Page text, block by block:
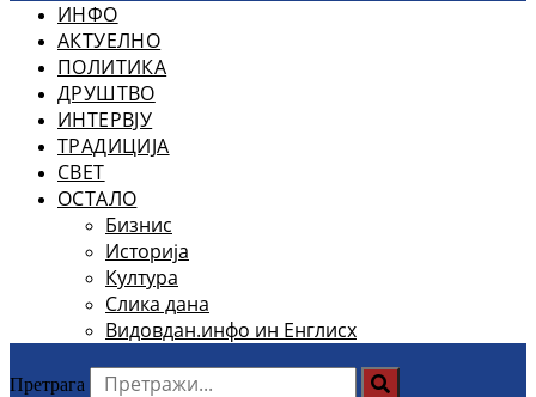
ИНФО
АКТУЕЛНО
ПОЛИТИКА
ДРУШТВО
ИНТЕРВЈУ
ТРАДИЦИЈА
СВЕТ
ОСТАЛО
Бизнис
Историја
Култура
Слика дана
Видовдан.инфо ин Енглисх
Претрага